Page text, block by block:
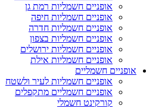
אופניים חשמליות רמת גן
אופניים חשמליות חיפה
אופניים חשמליות חדרה
אופניים חשמליות בצפון
אופניים חשמליות ירושלים
אופניים חשמליות אילת
אופניים חשמליים
אופניים חשמליות לעיר ולשטח
אופניים חשמליים מתקפלים
קורקינט חשמלי